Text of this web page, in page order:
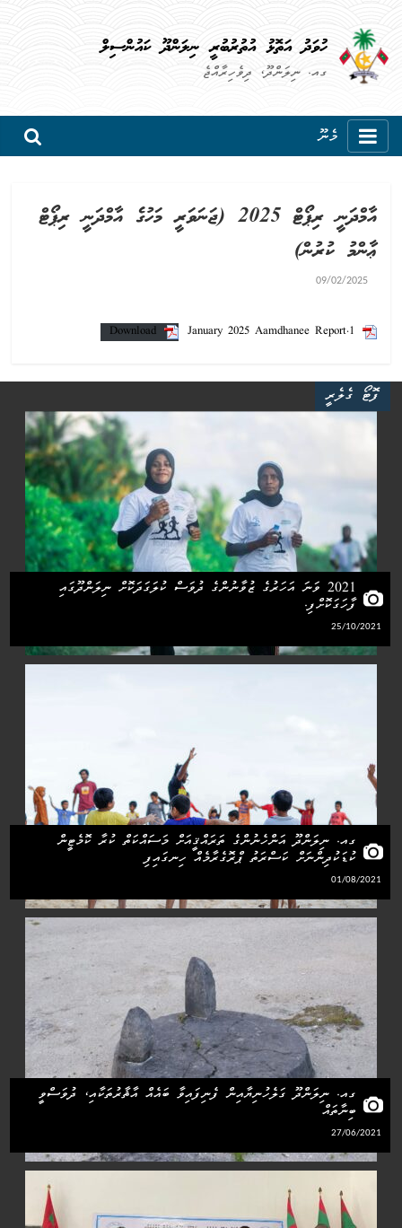
ހުވަދު އަތޮޅު އުތުރުބުރީ ނިލަންދޫ ކައުންސިލް
ގއ. ނިލަންދޫ، ދިވެހިރާއްޖެ
މެނޫ
އާމްދަނީ ރިޕޯޓް 2025 (ޖަނަވަރީ މަހުގެ އާމްދަނީ ރިޕޯޓް
ޢާންމު ކުރުން)
09/02/2025
1.January 2025 Aamdhanee Report
Download
ފޮޓޯ ގެލެރީ
2021 ވަނަ އަހަރުގެ ޒުވާނުންގެ ދުވަސް ކުލަގަދަކޮށް ނިލަންދޫގައި
ފާހަގަކޮށްފި.
25/10/2021
ގއ. ނިލަންދޫ އަންހެނުންގެ ތަރައްޤީއަށް މަސައްކަތް ކުރާ ކޮމެޓީން
ކުޑަކުދިންނަށް ކަސްރަތު ޕްރޮގެރާމެއް ހިނގައިފި
01/08/2021
ގއ. ނިލަންދޫ ގަލެހުނިޔާއިން ފެނިފައިވާ ބައެއް އާޘާރުތަކާއި، ދުވަސްވީ
ބިނާތައް
27/06/2021